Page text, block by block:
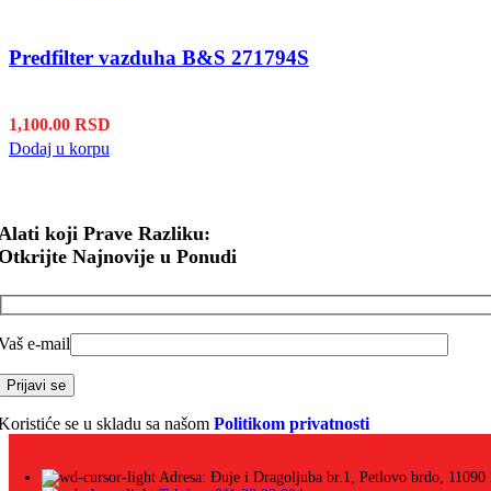
Predfilter vazduha B&S 271794S
1,100.00 RSD
Dodaj u korpu
koji Prave Razliku:
Najnovije u Ponudi
e-mail
se u skladu sa našom Politikom privatnosti
Adresa: Đuje i Dragoljuba br.1, Petlovo brdo, 11090